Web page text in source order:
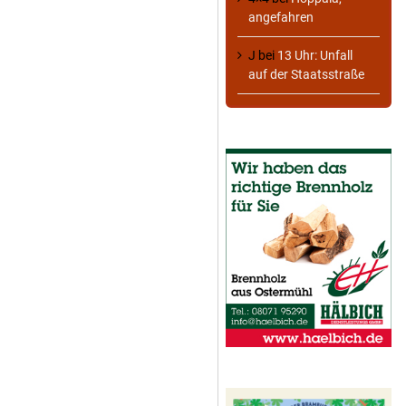
angefahren
J bei 13 Uhr: Unfall
auf der Staatsstraße